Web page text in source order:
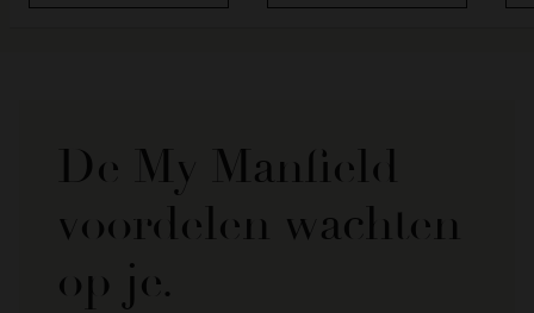
De My Manfield
voordelen wachten
op je.